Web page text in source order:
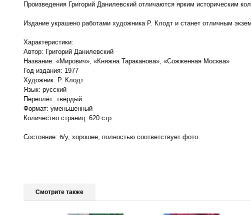
Произведения Григорий Данилевский отличаются ярким историческим
Издание украшено работами художника Р. Клодт и станет отличным
Характеристики:
Автор: Григорий Данилевский
Название: «Мирович», «Княжна Тараканова», «Сожженная Москва»
Год издания: 1977
Художник: Р. Клодт
Язык: русский
Переплёт: твёрдый
Формат: уменьшенный
Количество страниц: 620 стр.
Состояние: б/у, хорошее, полностью соответствует фото.
Смотрите также